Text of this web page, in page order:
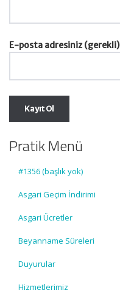
E-posta adresiniz (gerekli)
Pratik Menü
#1356 (başlık yok)
Asgari Geçim İndirimi
Asgari Ücretler
Beyanname Süreleri
Duyurular
Hizmetlerimiz